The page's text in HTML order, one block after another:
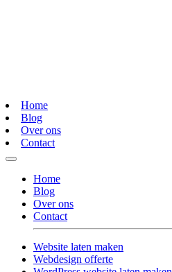
Home
Blog
Over ons
Contact
Home
Blog
Over ons
Contact
Website laten maken
Webdesign offerte